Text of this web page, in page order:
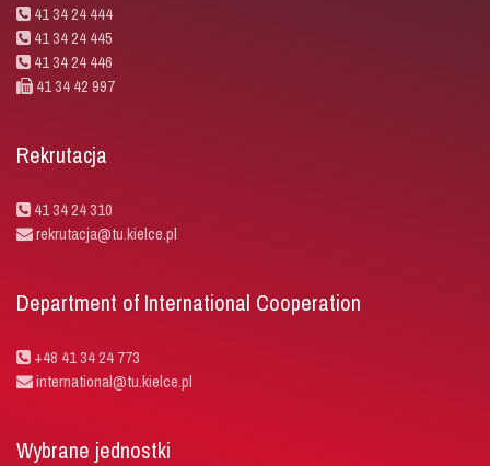
41 34 24 444
41 34 24 445
41 34 24 446
41 34 42 997
Rekrutacja
41 34 24 310
rekrutacja@tu.kielce.pl
Department of International Cooperation
+48 41 34 24 773
international@tu.kielce.pl
Wybrane jednostki